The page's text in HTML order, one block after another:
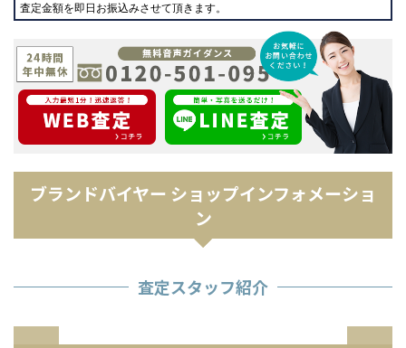
査定金額を即日お振込みさせて頂きます。
ブランドバイヤー ショップインフォメーショ
ン
査定スタッフ紹介